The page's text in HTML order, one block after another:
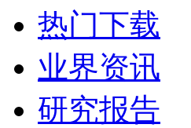
热门下载
业界资讯
研究报告